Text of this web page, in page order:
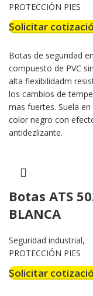
PROTECCIÓN PIES
Solicitar
Botas de seguridad en
compuesto de PVC
alta flexibilidadm
los cambios de
mas fuertes. Suela en
color negro con
antidezlizante.
Botas ATS
BLANCA
Seguridad industrial,
PROTECCIÓN PIES
Solicitar